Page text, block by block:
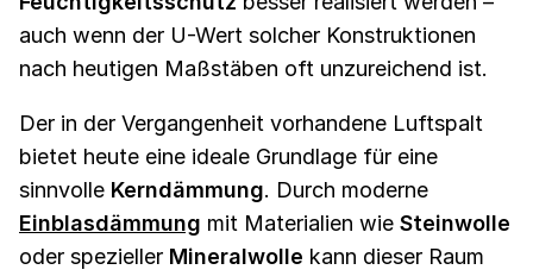
auch wenn der U-Wert solcher Konstruktionen
nach heutigen Maßstäben oft unzureichend ist.
Der in der Vergangenheit vorhandene Luftspalt
bietet heute eine ideale Grundlage für eine
sinnvolle Kerndämmung. Durch moderne
Einblasdämmung mit Materialien wie Steinwolle
oder spezieller Mineralwolle kann dieser Raum